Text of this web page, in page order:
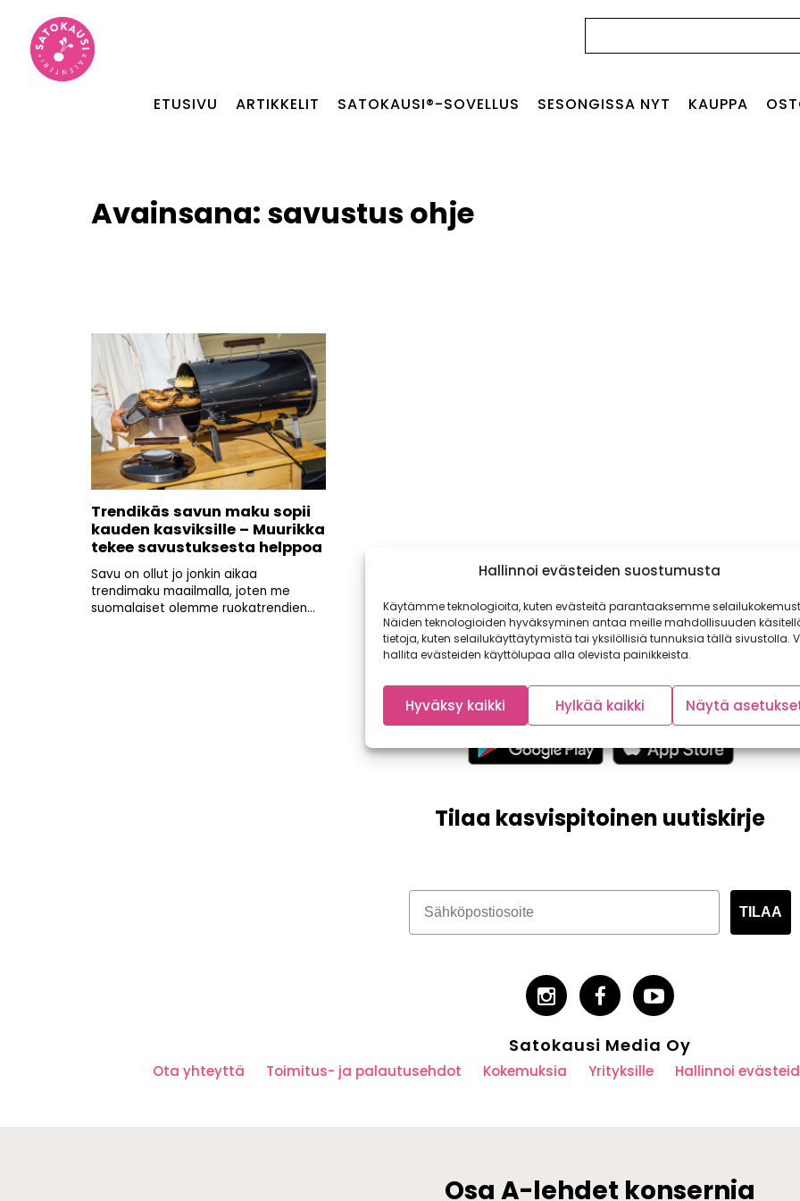
Hallinnoi evästeiden suostumusta
Käytämme teknologioita, kuten evästeitä parantaaksemme
Näiden teknologioiden hyväksyminen antaa meille mahdollisuuden
tietoja, kuten selailukäyttäytymistä tai yksilöllisiä tunnuksia tällä sivustolla.
hallita evästeiden käyttölupaa alla olevista painikkeista.
Hyväksy kaikki Hylkää kaikki Näytä
ETUSIVU ARTIKKELIT SATOKAUSI®-SOVELLUS SESONGISSA NYT KAUPPA
Avainsana: savustus ohje
Trendikäs savun maku sopii
kauden kasviksille – Muurikka
tekee savustuksesta helppoa
Savu on ollut jo jonkin aikaa
trendimaku maailmalla, joten me
suomalaiset olemme ruokatrendien...
Tilaa kasvispitoinen uutiskirje
TILAA
Satokausi Media Oy
Ota yhteyttä Toimitus- ja palautusehdot Kokemuksia Yrityksille Hallinnoi
Osa A-lehdet konsernia